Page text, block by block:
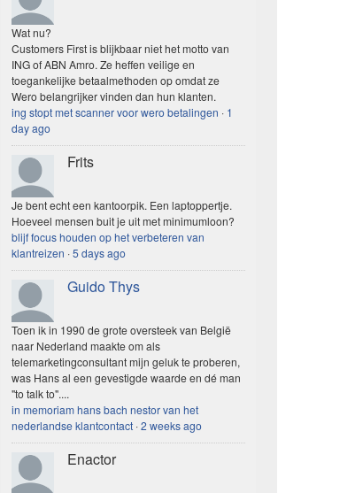
Wat nu?
Customers First is blijkbaar niet het motto van
ING of ABN Amro. Ze heffen veilige en
toegankelijke betaalmethoden op omdat ze
Wero belangrijker vinden dan hun klanten.
ing stopt met scanner voor wero betalingen · 1
day ago
Frits
Je bent echt een kantoorpik. Een laptoppertje.
Hoeveel mensen buit je uit met minimumloon?
blijf focus houden op het verbeteren van
klantreizen ·5 days ago
Guido Thys
Toen ik in 1990 de grote oversteek van België
naar Nederland maakte om als
telemarketingconsultant mijn geluk te proberen,
was Hans al een gevestigde waarde en dé man
"to talk to"....
in memoriam hans bach nestor van het
nederlandse klantcontact ·2 weeks ago
Enactor